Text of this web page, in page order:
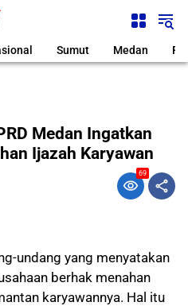
Sumut Medan
Medan Ingatkan
Ijazah Karyawan
69
undang yang menyatakan
berhak menahan
karyawannya. Hal itu